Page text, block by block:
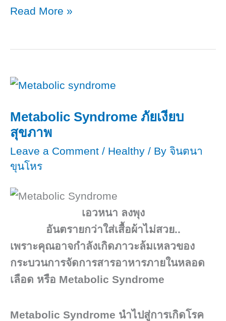
เศร้า
รู้
ก่อน
เกิน
แก้
โรค
เรื่อง
รู้
ก่อน
สาย
เกิน
Read More »
Metabolic Syndrome ภัยเงียบ
สุขภาพ
Leave a Comment / Healthy / By จินตนา
ขุนโหร
เอวหนา ลงพุง
อันตรายกว่าใส่เสื้อผ้าไม่สวย..
เพราะคุณอาจกำลังเกิดภาวะล้มเหลวของ
กระบวนการจัดการสารอาหารภายในหลอด
เลือด หรือ Metabolic Syndrome
Metabolic​ Syndrome นำไปสู่การเกิดโรค